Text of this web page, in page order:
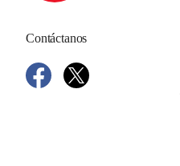
Contáctanos